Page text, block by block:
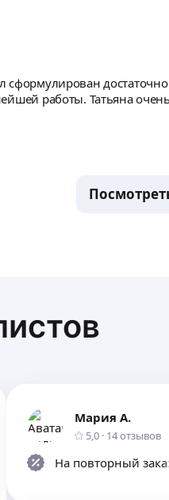
работы. Татьяна
Мария А.
5,0 · 14отзывов
На повторный